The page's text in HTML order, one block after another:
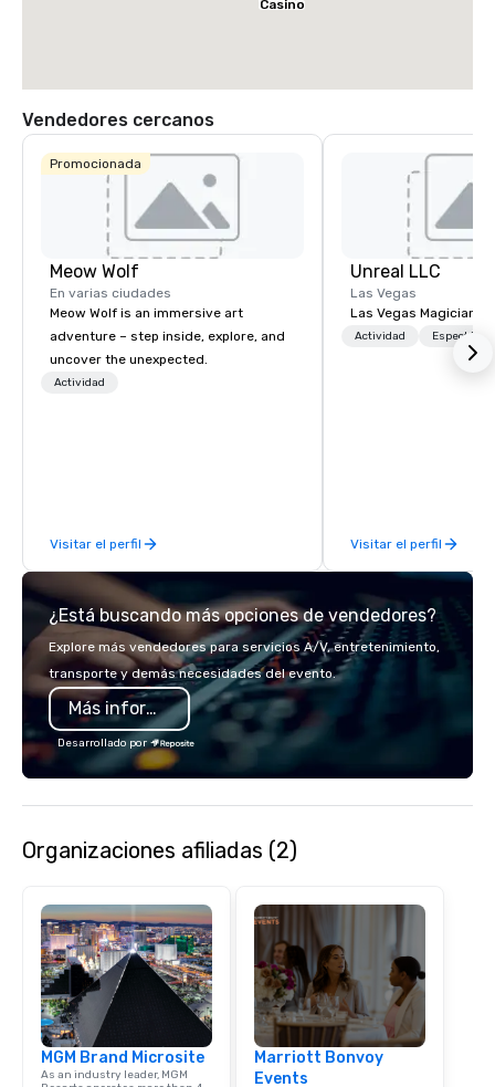
Casino
Vendedores cercanos
Promocionada
Meow Wolf
En varias ciudades
Meow Wolf is an immersive art
adventure – step inside, explore, and
uncover the unexpected.
Actividad
Visitar el perfil
Unreal LLC
Las Vegas
Las Vegas Magician
Actividad
Visitar el perfil
¿Está buscando más opciones de vendedores?
Explore más vendedores para servicios A/V, entretenimiento,
transporte y demás necesidades del evento.
Más información
Desarrollado por
Organizaciones afiliadas (2)
MGM Brand Microsite
As an industry leader, MGM
Marriott Bonvoy
Events